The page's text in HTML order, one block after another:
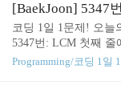
ww.acmicpc.net
은 n x (n+1) / 2 의 값
니다. 👨🏻‍💻 코드 (
[BaekJoon] 5347
코딩 1일 1문제! 오늘
5347번: LCM 첫째 줄
주어진다. 다음 n개 줄
Programming/코딩 1일